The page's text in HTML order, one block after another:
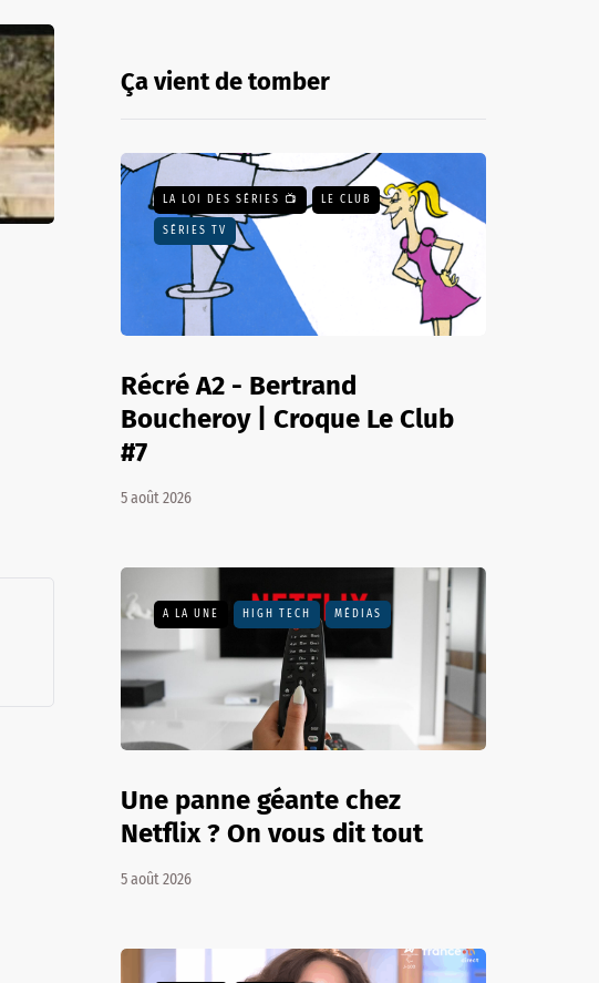
Ça vient de tomber
LA LOI DES SÉRIES 📺 LE CLUB
SÉRIES TV
Récré A2 - Bertrand
Boucheroy | Croque Le Club
#7
5 août 2026
A LA UNE HIGH TECH MÉDIAS
Une panne géante chez
Netflix ? On vous dit tout
5 août 2026